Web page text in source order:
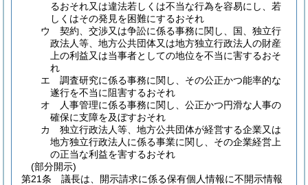
るおそれ又は違法若しくは不当な行為を容易にし、若
しくはその発見を困難にするおそれ
ウ
契約、交渉又は争訟に係る事務に関し、国、独立行
政法人等、地方公共団体又は地方独立行政法人の財産
上の利益又は当事者としての地位を不当に害するおそ
れ
エ
調査研究に係る事務に関し、その公正かつ能率的な
遂行を不当に阻害するおそれ
オ
人事管理に係る事務に関し、公正かつ円滑な人事の
確保に支障を及ぼすおそれ
カ
独立行政法人等、地方公共団体が経営する企業又は
地方独立行政法人に係る事業に関し、その企業経営上
の正当な利益を害するおそれ
(部分開示)
第21条
議長は、開示請求に係る保有個人情報に不開示情報